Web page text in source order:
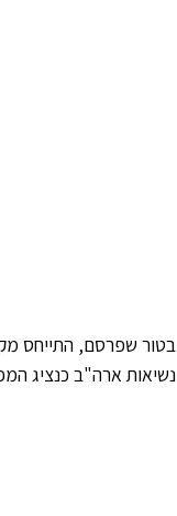
נשיאות ארה"ב כנציג